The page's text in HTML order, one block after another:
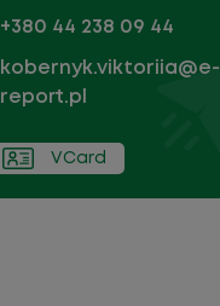
+380 44 238 09 44
kobernyk.viktoriia@e-
report.pl
VCard